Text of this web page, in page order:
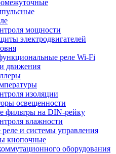
мощности
электродвигателей
реле Wi-Fi
движения
изоляции
освещенности
фильтры на DIN-рейку
влажности
и системы управления
кнопочные
оборудования